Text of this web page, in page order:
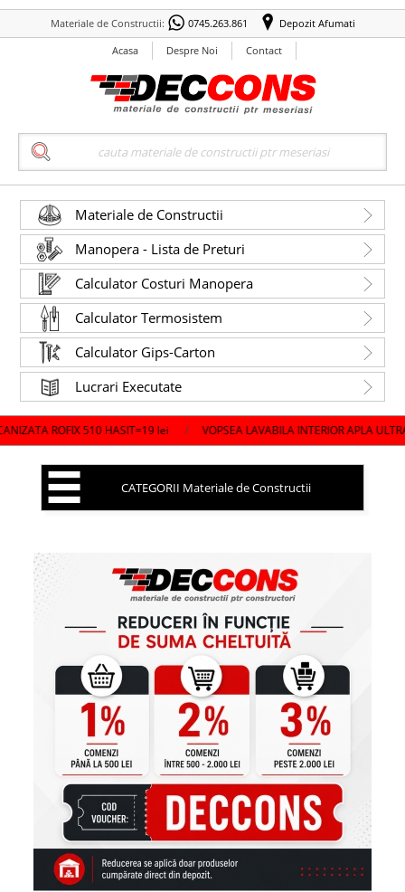
Materiale de Constructii: 0745.263.861
Depozit Afumati
Acasa
Despre Noi Contact
Search
Materiale de Constructii
Manopera - Lista de Preturi
Calculator Costuri Manopera
Calculator Termosistem
Calculator Gips-Carton
Lucrari Executate
ROFIX 510 HASIT=19 lei/ VOPSEA LAVABILA INTERIOR APLA
CATEGORII Materiale de Constructii